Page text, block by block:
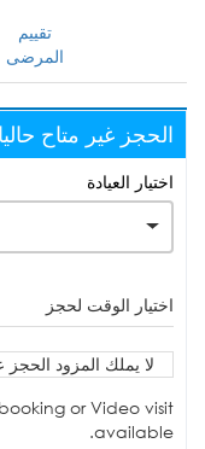
تقييم
المرضى
الحجز غير متاح حاليا
اختيار العيادة
اختيار الوقت لحجز
لا يملك المزود الحجز
or Video visit
available.